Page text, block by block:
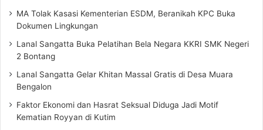
MA Tolak Kasasi Kementerian ESDM, Beranikah KPC Buka
Dokumen Lingkungan
Lanal Sangatta Buka Pelatihan Bela Negara KKRI SMK Negeri
2 Bontang
Lanal Sangatta Gelar Khitan Massal Gratis di Desa Muara
Bengalon
Faktor Ekonomi dan Hasrat Seksual Diduga Jadi Motif
Kematian Royyan di Kutim